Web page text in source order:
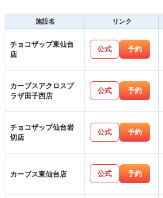
施設名
リンク
チョコザップ東仙台
店
公式 予約
カーブスアクロスプ
ラザ田子西店
公式 予約
チョコザップ仙台岩
切店
公式 予約
カーブス東仙台店 公式 予約